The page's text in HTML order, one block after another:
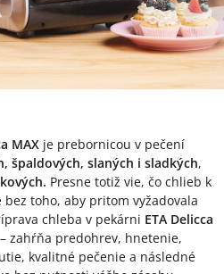
MAX je prebornicou v pečení
špaldových, slaných i sladkých,
Presne totiž vie, čo chlieb k
toho, aby pritom vyžadovala
chleba v pekárni ETA Delicca
– zahŕňa predohrev, hnetenie,
kvalitné pečenie a následné